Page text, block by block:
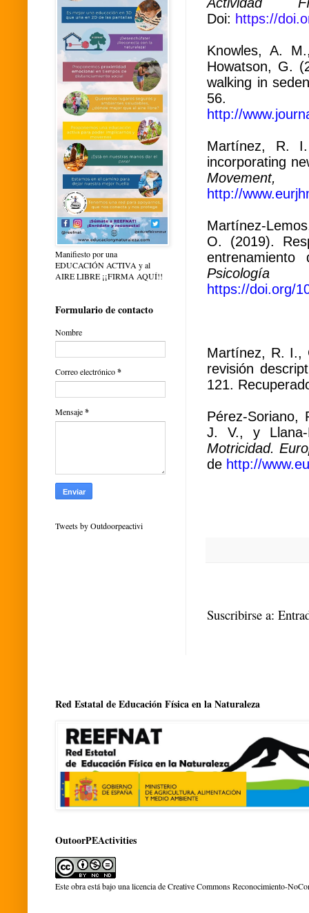
Doi: https://
Knowles, A.
Howatson, G.
walking in
56.
http://
Martínez, R.
incorporating
Movement,
http://
Martínez-
O. (2019).
https://doi.org/
Martínez, R. I.,
revisión
121.
Pérez-Soriano,
J. V., y Llana-
Motricidad.
de http://
Suscribirse a:
Manifiesto por una
EDUCACIÓN ACTIVA y al
AIRE LIBRE ¡¡FIRMA AQUÍ!!
Formulario de contacto
Nombre
Correo electrónico*
Mensaje*
Tweets by Outdoorpeactivi
Red Estatal de Educación Física en la Naturaleza
OutoorPEActivities
Este obra está bajo unalicencia de Creative Commons Reconocimiento-